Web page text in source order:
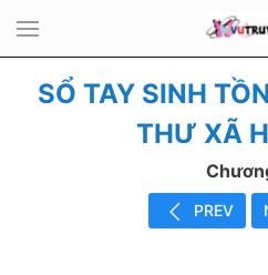
SỔ TAY SINH
THƯ XÃ
PREV